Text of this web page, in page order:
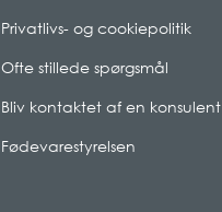
Privatlivs- og cookiepolitik
Ofte stillede spørgsmål
Bliv kontaktet af en konsulent
Fødevarestyrelsen